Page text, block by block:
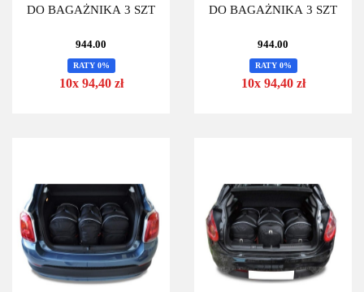
DO BAGAŻNIKA 3 SZT
944.00
RATY 0%
10x 94,40 zł
DO BAGAŻNIKA 3 SZT
944.00
RATY 0%
10x 94,40 zł